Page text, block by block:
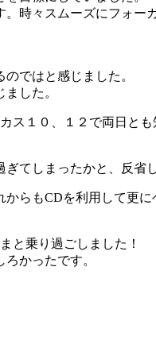
時々スムーズにフォー
ではと感じました。
した。
ス１０、１２で両日と
てしまったかと、反省
らもCDを利用して更
と乗り過ごしました！
かったです。